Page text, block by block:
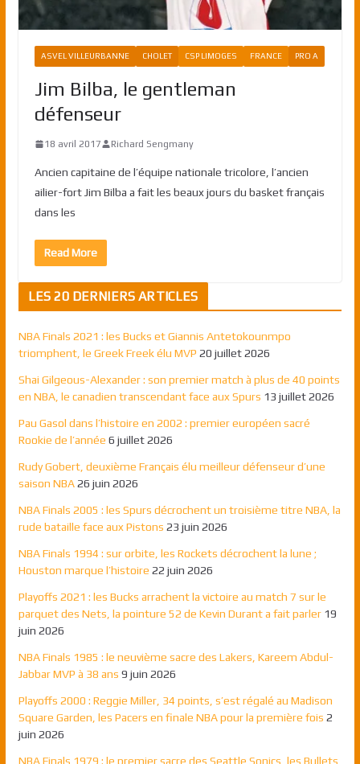
ASVEL VILLEURBANNE CHOLET CSP LIMOGES FRANCE PRO A
Jim Bilba, le gentleman
défenseur
18 avril 2017 Richard Sengmany
Ancien capitaine de l’équipe nationale tricolore, l’ancien
ailier-fort Jim Bilba a fait les beaux jours du basket français
dans les
Read More
LES 20 DERNIERS ARTICLES
NBA Finals 2021 : les Bucks et Giannis Antetokounmpo
triomphent, le Greek Freek élu MVP 20 juillet 2026
Shai Gilgeous-Alexander : son premier match à plus de 40 points
en NBA, le canadien transcendant face aux Spurs 13 juillet 2026
Pau Gasol dans l’histoire en 2002 : premier européen sacré
Rookie de l’année 6 juillet 2026
Rudy Gobert, deuxième Français élu meilleur défenseur d’une
saison NBA 26 juin 2026
NBA Finals 2005 : les Spurs décrochent un troisième titre NBA, la
rude bataille face aux Pistons 23 juin 2026
NBA Finals 1994 : sur orbite, les Rockets décrochent la lune ;
Houston marque l’histoire 22 juin 2026
Playoffs 2021 : les Bucks arrachent la victoire au match 7 sur le
parquet des Nets, la pointure 52 de Kevin Durant a fait parler 19
juin 2026
NBA Finals 1985 : le neuvième sacre des Lakers, Kareem Abdul-
Jabbar MVP à 38 ans 9 juin 2026
Playoffs 2000 : Reggie Miller, 34 points, s’est régalé au Madison
Square Garden, les Pacers en finale NBA pour la première fois 2
juin 2026
NBA Finals 1979 : le premier sacre des Seattle Sonics, les Bullets